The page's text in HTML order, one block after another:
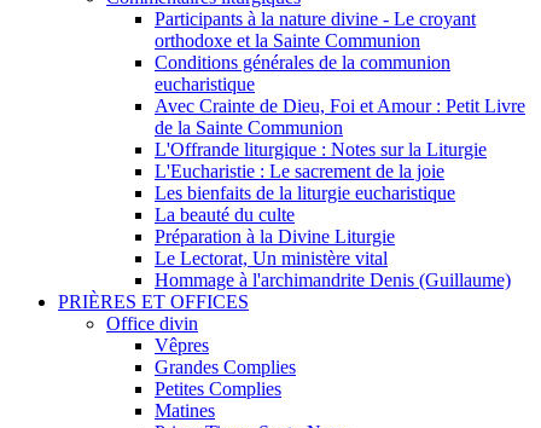
Participants à la nature divine - Le croyant
orthodoxe et la Sainte Communion
Conditions générales de la communion
eucharistique
Avec Crainte de Dieu, Foi et Amour : Petit Livre
de la Sainte Communion
L'Offrande liturgique : Notes sur la Liturgie
L'Eucharistie : Le sacrement de la joie
Les bienfaits de la liturgie eucharistique
La beauté du culte
Préparation à la Divine Liturgie
Le Lectorat, Un ministère vital
Hommage à l'archimandrite Denis (Guillaume)
PRIÈRES ET OFFICES
Office divin
Vêpres
Grandes Complies
Petites Complies
Matines